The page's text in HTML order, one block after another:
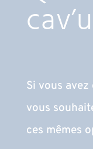
Si vous
vous
ces mêmes